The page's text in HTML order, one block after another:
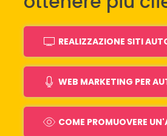
REALIZZAZIONE SITI
WEB MARKETING PER
COME PROMUOVERE